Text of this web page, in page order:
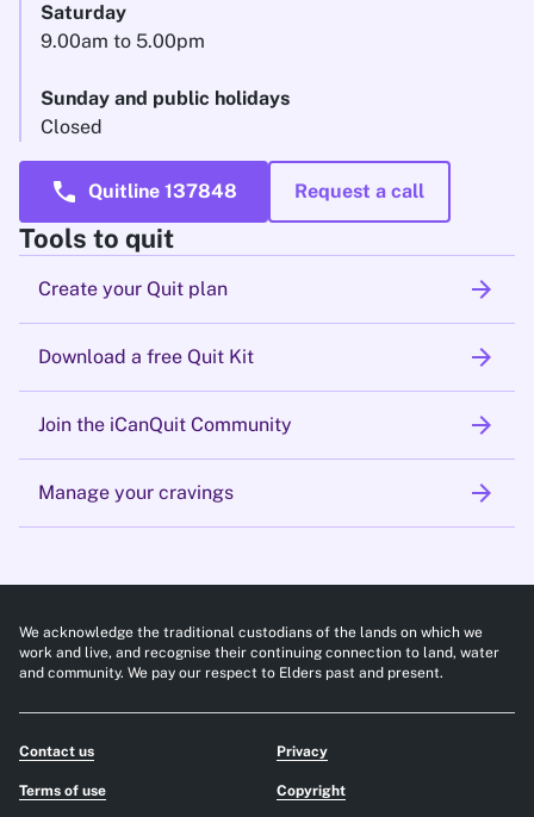
Saturday
9.00am to 5.00pm
Sunday and public holidays
Closed
call Quitline 137848 Request a call
Tools to quit
Create your Quit plan arrow_forward
Download a free Quit Kit arrow_forward
Join the iCanQuit Community arrow_forward
Manage your cravings arrow_forward
We acknowledge the traditional custodians of the lands on which we
work and live, and recognise their continuing connection to land, water
and community. We pay our respect to Elders past and present.
Contact us Privacy
Terms of use Copyright